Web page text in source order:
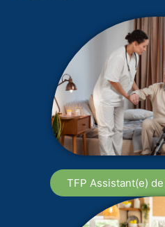
TFP Assistant(e)